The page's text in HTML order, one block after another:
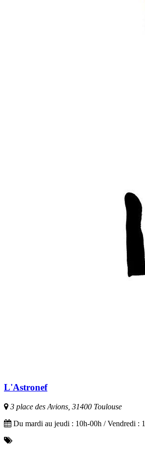
L'Astronef
3 place des Avions, 31400 Toulouse
Du mardi au jeudi : 10h-00h / Vendredi :